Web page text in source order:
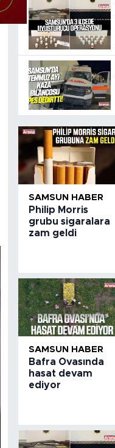
SAMSUN HABER
Philip Morris
grubu sigaralara
zam geldi
SAMSUN HABER
Bafra Ovasında
hasat devam
ediyor